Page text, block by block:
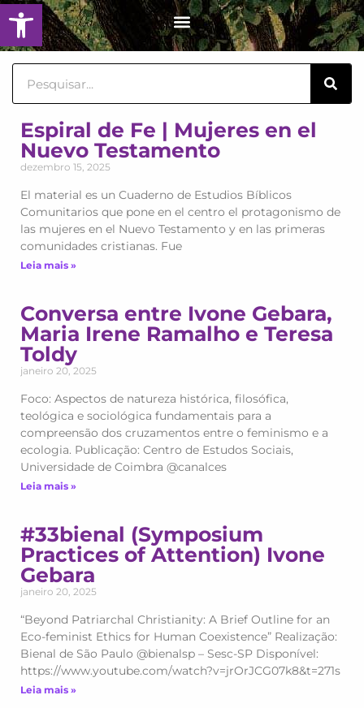
Barra de Ferramentas Aberta
Ir
para
o
conteúdo
Menu
Espiral de Fe | Mujeres en el
Nuevo Testamento
dezembro 15, 2025
El material es un Cuaderno de Estudios Bíblicos
Comunitarios que pone en el centro el protagonismo de
las mujeres en el Nuevo Testamento y en las primeras
comunidades cristianas. Fue
Leia mais »
Conversa entre Ivone Gebara,
Maria Irene Ramalho e Teresa
Toldy
janeiro 20, 2025
Foco: Aspectos de natureza histórica, filosófica,
teológica e sociológica fundamentais para a
compreensão dos cruzamentos entre o feminismo e a
ecologia. Publicação: Centro de Estudos Sociais,
Universidade de Coimbra @canalces
Leia mais »
#33bienal (Symposium
Practices of Attention) Ivone
Gebara
janeiro 20, 2025
“Beyond Patriarchal Christianity: A Brief Outline for an
Eco-feminist Ethics for Human Coexistence” Realização:
Bienal de São Paulo @bienalsp – Sesc-SP Disponível:
https://www.youtube.com/watch?v=jrOrJCG07k8&t=271s
Leia mais »
Page
Page